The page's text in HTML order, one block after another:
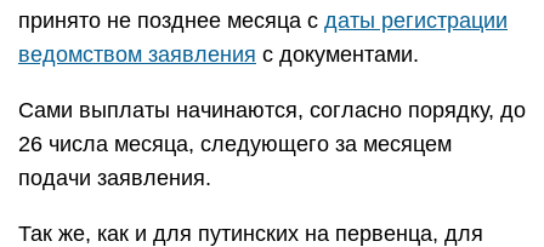
принято не позднее месяца с даты регистрации
ведомством заявления с документами.
Сами выплаты начинаются, согласно порядку, до
26 числа месяца, следующего за месяцем
подачи заявления.
Так же, как и для путинских на первенца, для